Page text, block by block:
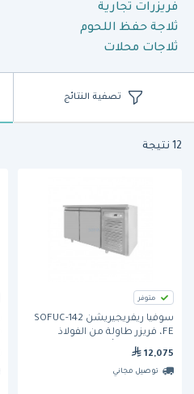
فريزرات تجارية
ثلاجة حفظ اللحوم
ثلاجات محلات
تصفية النتائج
12 نتيجة
متوفر
سوفيا ريفريجيريشن SOFUC-142
FE، فريزر طاولة من الفولاذ
المقاوم للصدأ، ببابين
12,075
توصيل مجاني